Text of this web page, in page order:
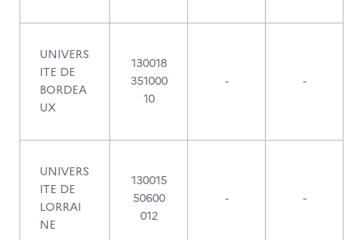
UNIVERS
ITE DE
BORDEA
UX
130018
351000
10
- -
UNIVERS
ITE DE
LORRAI
NE
130015
50600
012
- -